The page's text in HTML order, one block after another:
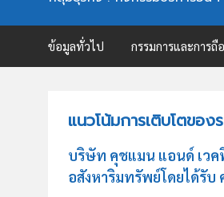
ข้อมูลทั่วไป กรรมการและการถื
แนวโน้มการเติบโตขอ
บริษัท คุชแมน แอนด์ เวค
อสังหาริมทรัพย์โดยได้รั